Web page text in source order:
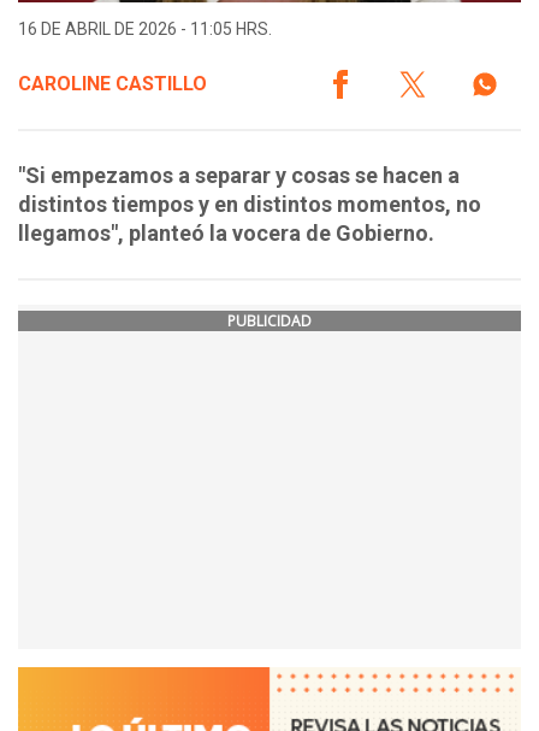
16 DE ABRIL DE 2026 - 11:05 HRS.
CAROLINE CASTILLO
"Si empezamos a separar y cosas se hacen a
distintos tiempos y en distintos momentos, no
llegamos", planteó la vocera de Gobierno.
PUBLICIDAD